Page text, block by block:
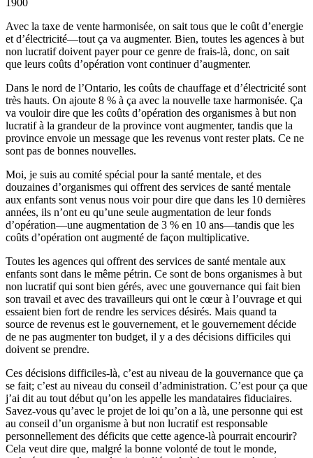
1900
Avec la taxe de vente harmonisée, on sait tous que le coût d’energie
et d’électricité—tout ça va augmenter. Bien, toutes les agences à but
non lucratif doivent payer pour ce genre de frais-là, donc, on sait
que leurs coûts d’opération vont continuer d’augmenter.
Dans le nord de l’Ontario, les coûts de chauffage et d’électricité sont
très hauts. On ajoute 8 % à ça avec la nouvelle taxe harmonisée. Ça
va vouloir dire que les coûts d’opération des organismes à but non
lucratif à la grandeur de la province vont augmenter, tandis que la
province envoie un message que les revenus vont rester plats. Ce ne
sont pas de bonnes nouvelles.
Moi, je suis au comité spécial pour la santé mentale, et des
douzaines d’organismes qui offrent des services de santé mentale
aux enfants sont venus nous voir pour dire que dans les 10 dernières
années, ils n’ont eu qu’une seule augmentation de leur fonds
d’opération—une augmentation de 3 % en 10 ans—tandis que les
coûts d’opération ont augmenté de façon multiplicative.
Toutes les agences qui offrent des services de santé mentale aux
enfants sont dans le même pétrin. Ce sont de bons organismes à but
non lucratif qui sont bien gérés, avec une gouvernance qui fait bien
son travail et avec des travailleurs qui ont le cœur à l’ouvrage et qui
essaient bien fort de rendre les services désirés. Mais quand ta
source de revenus est le gouvernement, et le gouvernement décide
de ne pas augmenter ton budget, il y a des décisions difficiles qui
doivent se prendre.
Ces décisions difficiles-là, c’est au niveau de la gouvernance que ça
se fait; c’est au niveau du conseil d’administration. C’est pour ça que
j’ai dit au tout début qu’on les appelle les mandataires fiduciaires.
Savez-vous qu’avec le projet de loi qu’on a là, une personne qui est
au conseil d’un organisme à but non lucratif est responsable
personnellement des déficits que cette agence-là pourrait encourir?
Cela veut dire que, malgré la bonne volonté de tout le monde,